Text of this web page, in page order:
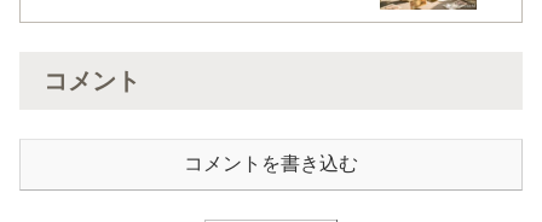
コメント
コメントを書き込む